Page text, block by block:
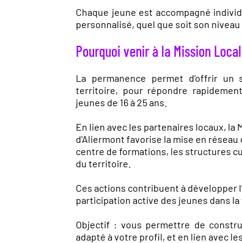
Chaque jeune est accompagné
personnalisé, quel que soit son niveau
Pourquoi venir à la Mission
La permanence permet d’offrir
territoire, pour répondre
jeunes de 16 à 25 ans.
En lien avec les partenaires locaux, la
d'Aliermont favorise la mise en
centre de formations, les structures
du territoire.
Ces actions contribuent à développer
participation active des jeunes dans la
Objectif : vous permettre de
adapté à votre profil, et en lien avec